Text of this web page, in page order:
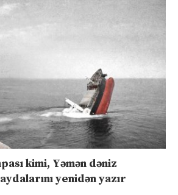
kimi, Yəmən dəniz
yenidən yazır